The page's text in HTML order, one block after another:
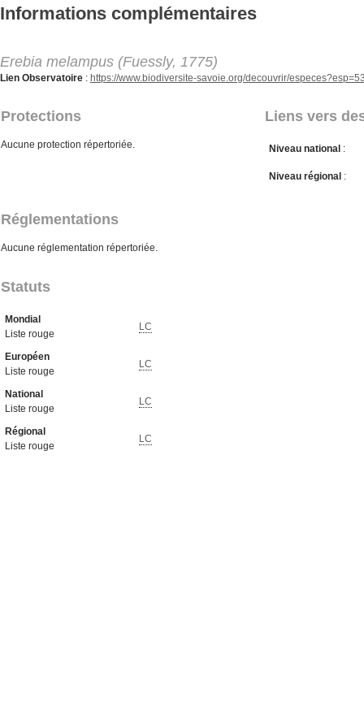
Aller au contenu principal
Informations complémentaires
Erebia melampus (Fuessly, 1775)
Lien Observatoire : https://www.biodiversite-savoie.org/decouvrir/
Protections Liens vers
Aucune protection répertoriée. Niveau national :
Niveau régional :
Réglementations
Aucune réglementation répertoriée.
Statuts
Mondial
Liste rouge
LC
Européen
Liste rouge
LC
National
Liste rouge
LC
Régional
Liste rouge
LC